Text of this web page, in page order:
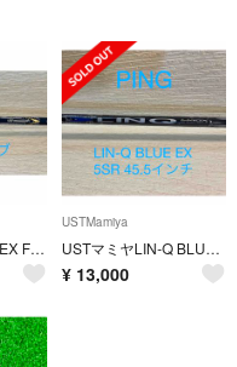
USTマミヤLIN-Q EX FW 【55S】42インチ
USTMamiya
USTマミヤLIN-Q BLUE EX 【5SR】ピンスリーブ付ドライバー用
¥ 13,000